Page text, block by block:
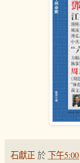
石獻正 於 下午5:00